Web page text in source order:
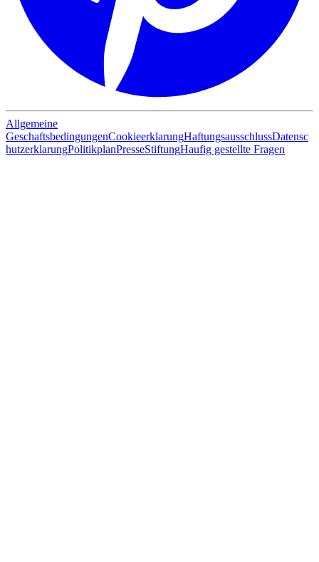
Allgemeine
GeschaftsbedingungenCookieerklarungHaftungsausschlussDatensc
hutzerklarungPolitikplanPresseStiftungHaufig gestellte Fragen